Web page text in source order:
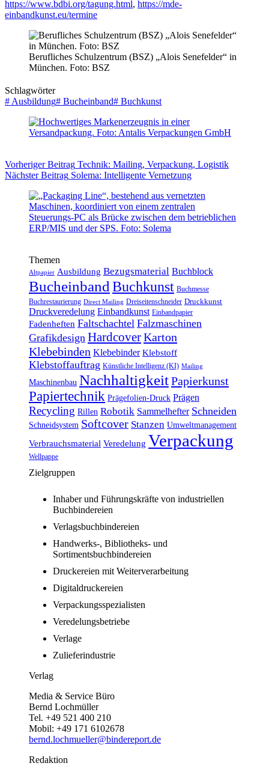
https://www.bdbi.org/tagung.html, https://mde-
einbandkunst.eu/termine
Berufliches Schulzentrum (BSZ) „Alois Senefelder“ in
München. Foto: BSZ
Schlagwörter
# Ausbildung# Bucheinband# Buchkunst
VorherigerBeitrag Technik: Mailing, Verpackung, Logistik
NächsterBeitrag Solema: Intelligente Vernetzung
Themen
Altpapier Ausbildung Bezugsmaterial Buchblock
BucheinbandBuchkunst Buchmesse
Buchrestaurierung Direct Mailing Dreiseitenschneider Druckkunst
Druckveredelung Einbandkunst Einbandpapier
Fadenheften Faltschachtel Falzmaschinen
Grafikdesign HardcoverKarton
Klebebinden Klebebinder Klebstoff
Klebstoffauftrag Künstliche Intelligenz (KI) Mailing
Maschinenbau NachhaltigkeitPapierkunst
Papiertechnik Prägefolien-Druck Prägen
Recycling Rillen Robotik Sammelhefter Schneiden
Schneidsystem Softcover Stanzen Umweltmanagement
Verbrauchsmaterial Veredelung Verpackung
Wellpappe
Zielgruppen
Inhaber und Führungskräfte von industriellen
Buchbindereien
Verlagsbuchbindereien
Handwerks-, Bibliotheks- und
Sortimentsbuchbindereien
Druckereien mit Weiterverarbeitung
Digitaldruckereien
Verpackungsspezialisten
Veredelungsbetriebe
Verlage
Zulieferindustrie
Verlag
Media & Service Büro
Bernd Lochmüller
Tel. +49 521 400 210
Mobil: +49 171 6102678
bernd.lochmueller@bindereport.de
Redaktion